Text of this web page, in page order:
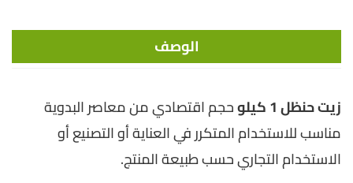
الوصف
زيت حنظل 1 كيلو
حجم اقتصادي من معاصر البدوية
مناسب للاستخدام المتكرر في العناية أو التصنيع أو
الاستخدام التجاري حسب طبيعة المنتج.